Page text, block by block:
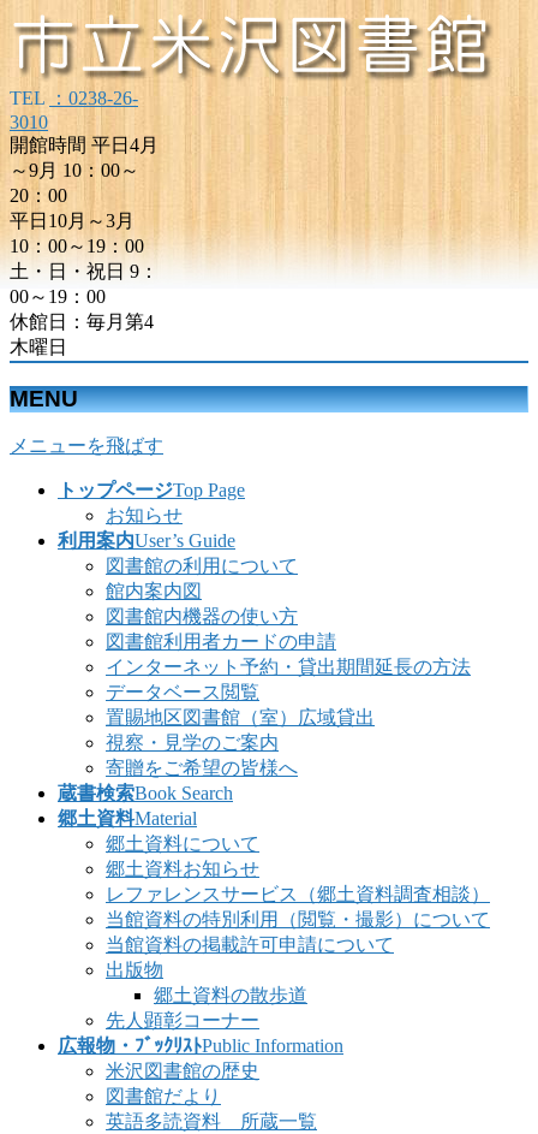
TEL
：0238-26-
3010
開館時間 平日4月
～9月 10：00～
20：00
平日10月～3月
10：00～19：00
土・日・祝日 9：
00～19：00
休館日：毎月第4
木曜日
MENU
メニューを飛ばす
トップページTop Page
お知らせ
利用案内User’s Guide
図書館の利用について
館内案内図
図書館内機器の使い方
図書館利用者カードの申請
インターネット予約・貸出期間延長の方法
データベース閲覧
置賜地区図書館（室）広域貸出
視察・見学のご案内
寄贈をご希望の皆様へ
蔵書検索Book Search
郷土資料Material
郷土資料について
郷土資料お知らせ
レファレンスサービス（郷土資料調査相談）
当館資料の特別利用（閲覧・撮影）について
当館資料の掲載許可申請について
出版物
郷土資料の散歩道
先人顕彰コーナー
広報物・ﾌﾞｯｸﾘｽﾄPublic Information
米沢図書館の歴史
図書館だより
英語多読資料 所蔵一覧